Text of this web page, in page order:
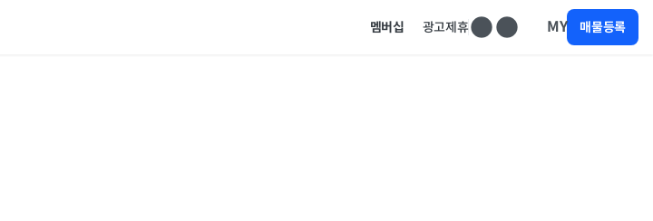
멤버십 광고제휴 MY 매물등록